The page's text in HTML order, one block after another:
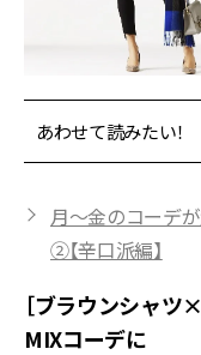
あわせて読みたい！
月～金のコーデが
②【辛口派編】
［ブラウンシャツ
MIXコーデに